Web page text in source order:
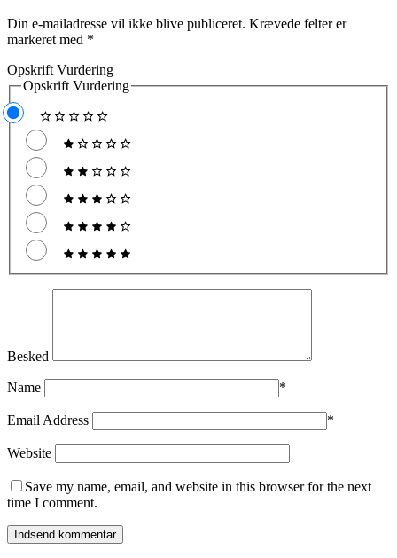
Din e-mailadresse vil ikke blive publiceret. Krævede felter er
markeret med *
Opskrift Vurdering
Opskrift Vurdering
Besked
Name *
Email Address *
Website
Save my name, email, and website in this browser for the next
time I comment.